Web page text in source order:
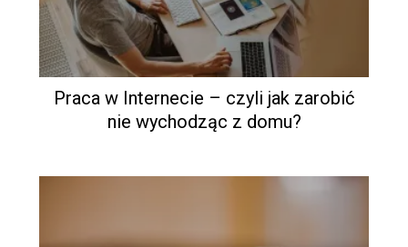
Praca w Internecie – czyli jak zarobić
nie wychodząc z domu?